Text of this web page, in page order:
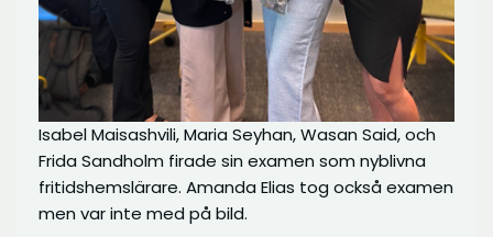
Isabel Maisashvili, Maria Seyhan, Wasan Said, och
Frida Sandholm firade sin examen som nyblivna
fritidshemslärare. Amanda Elias tog också examen
men var inte med på bild.